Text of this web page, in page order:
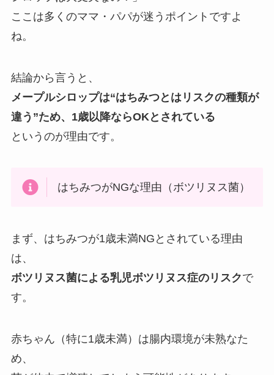
ここは多くのママ・パパが迷うポイントですよ
ね。
結論から言うと、
メープルシロップは“はちみつとはリスクの種類が
違う”ため、1歳以降ならOKとされている
というのが理由です。
はちみつがNGな理由（ボツリヌス菌）
まず、はちみつが1歳未満NGとされている理由
は、
ボツリヌス菌による乳児ボツリヌス症のリスクで
す。
赤ちゃん（特に1歳未満）は腸内環境が未熟なた
め、